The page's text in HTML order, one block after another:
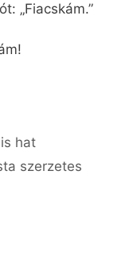
„Fiacskám.”
hat
szerzetes